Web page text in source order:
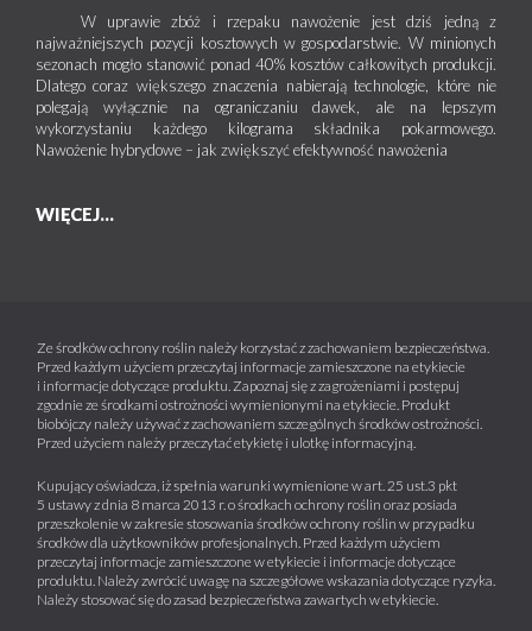
W uprawie zbóż i rzepaku nawożenie jest dziś jedną z
najważniejszych pozycji kosztowych w gospodarstwie. W minionych
sezonach mogło stanowić ponad 40% kosztów całkowitych produkcji.
Dlatego coraz większego znaczenia nabierają technologie, które nie
polegają wyłącznie na ograniczaniu dawek, ale na lepszym
wykorzystaniu każdego kilograma składnika pokarmowego.
Nawożenie hybrydowe – jak zwiększyć efektywność nawożenia
WIĘCEJ...
Ze środków ochrony roślin należy korzystać z zachowaniem bezpieczeństwa.
Przed każdym użyciem przeczytaj informacje zamieszczone na etykiecie
i informacje dotyczące produktu. Zapoznaj się z zagrożeniami i postępuj
zgodnie ze środkami ostrożności wymienionymi na etykiecie. Produkt
biobójczy należy używać z zachowaniem szczególnych środków ostrożności.
Przed użyciem należy przeczytać etykietę i ulotkę informacyjną.
Kupujący oświadcza, iż spełnia warunki wymienione w art. 25 ust.3 pkt
5 ustawy z dnia 8 marca 2013 r. o środkach ochrony roślin oraz posiada
przeszkolenie w zakresie stosowania środków ochrony roślin w przypadku
środków dla użytkowników profesjonalnych. Przed każdym użyciem
przeczytaj informacje zamieszczone w etykiecie i informacje dotyczące
produktu. Należy zwrócić uwagę na szczegółowe wskazania dotyczące ryzyka.
Należy stosować się do zasad bezpieczeństwa zawartych w etykiecie.